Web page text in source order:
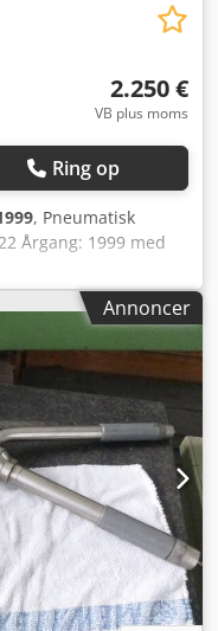
2.250 €
VB plus moms
Ring op
, Pneumatisk
Årgang: 1999 med
UVV gyldig
Annoncer